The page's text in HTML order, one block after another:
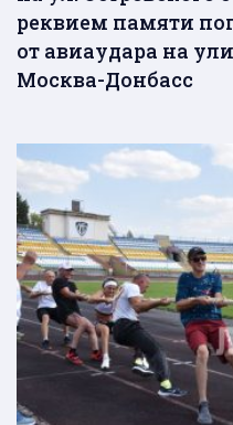
реквием памяти
от авиаудара на
Москва-Донбасс